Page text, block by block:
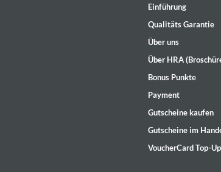
Convergence
Einführung
Qualitäts Garantie
Über uns
Über HRA
Bonus Punkte
Payment
Gutscheine kaufen
Gutscheine im
VoucherCard Top-Up